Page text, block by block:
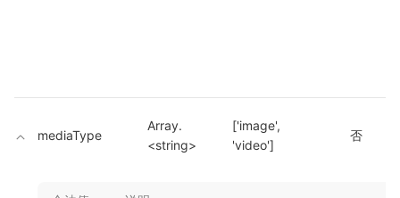
mediaType
Array.
<string>
['image',
'video']
否